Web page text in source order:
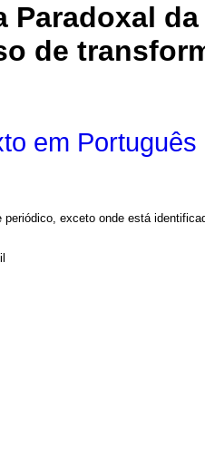
Paradoxal
de
em Português
periódico, exceto onde está